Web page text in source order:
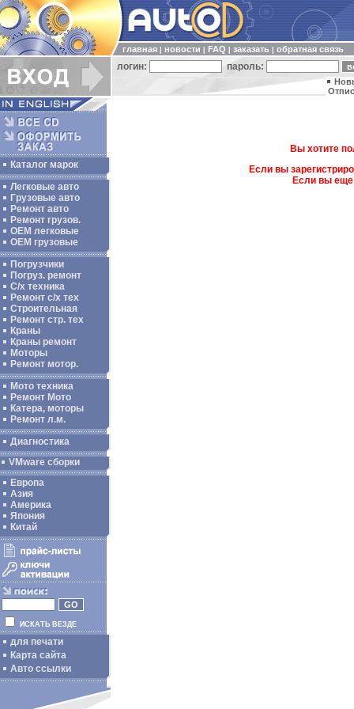
главная новости FAQ заказать обратная связь
логин: пароль:
Каталог марок
Легковые авто
Грузовые авто
Ремонт авто
Ремонт грузов.
ОЕМ легковые
OEM грузовые
Погрузчики
Погруз. ремонт
С/х техника
Ремонт с/х тех
Строительная
Ремонт стр. тех
Краны
Краны ремонт
Моторы
Ремонт мотор.
Мото техника
Ремонт Мото
Катера, моторы
Ремонт л.м.
Диагностика
VMware сборки
Европа
Азия
Америка
Япония
Китай
ИСКАТЬ ВЕЗДЕ
для печати
Карта сайта
Авто ссылки
Вы хотите
Если вы
Если вы еще